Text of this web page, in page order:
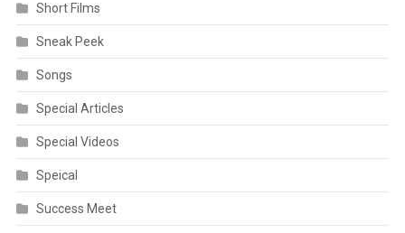
Short Films
Sneak Peek
Songs
Special Articles
Special Videos
Speical
Success Meet